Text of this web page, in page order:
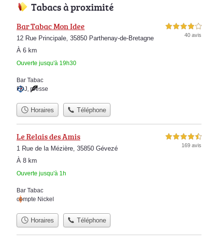
Tabacs à proximité
Bar Tabac Mon Idee
12 Rue Principale, 35850 Parthenay-de-Bretagne
À 6 km
Ouverte jusqu'à 19h30
4,0 étoiles sur 5
40 avis
Bar Tabac
FDJ presse
Horaires Téléphone
Le Relais des Amis
1 Rue de la Mézière, 35850 Gévezé
À 8 km
Ouverte jusqu'à 1h
4,5 étoiles sur 5
169 avis
Bar Tabac
compte Nickel
Horaires Téléphone